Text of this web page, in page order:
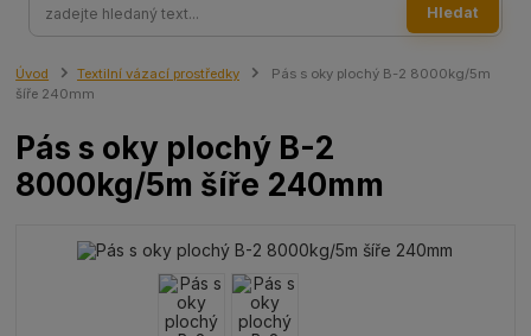
Hledat
Úvod Textilní vázací prostředky
Pás s oky plochý B-2 8000kg/5m
šíře 240mm
Pás s oky plochý B-2
8000kg/5m šíře 240mm